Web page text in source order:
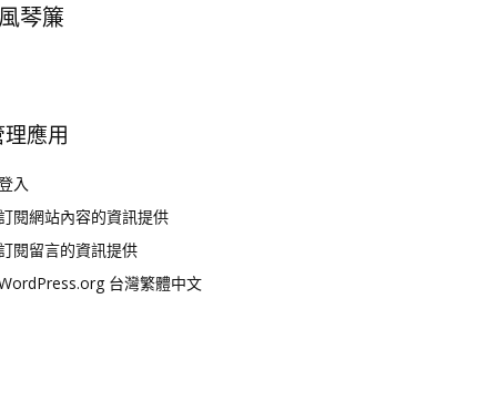
琴簾
理應用
入
閱網站內容的資訊提供
閱留言的資訊提供
台灣繁體中文